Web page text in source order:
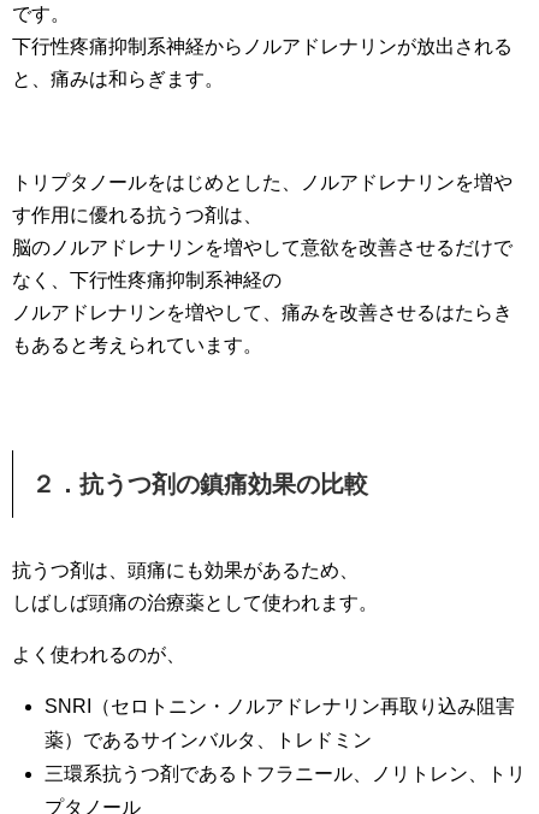
です。
下行性疼痛抑制系神経からノルアドレナリンが放出される
と、痛みは和らぎます。
トリプタノールをはじめとした、ノルアドレナリンを増や
す作用に優れる抗うつ剤は、
脳のノルアドレナリンを増やして意欲を改善させるだけで
なく、下行性疼痛抑制系神経の
ノルアドレナリンを増やして、痛みを改善させるはたらき
もあると考えられています。
２．抗うつ剤の鎮痛効果の比較
抗うつ剤は、頭痛にも効果があるため、
しばしば頭痛の治療薬として使われます。
よく使われるのが、
SNRI（セロトニン・ノルアドレナリン再取り込み阻害
薬）であるサインバルタ、トレドミン
三環系抗うつ剤であるトフラニール、ノリトレン、トリ
プタノール